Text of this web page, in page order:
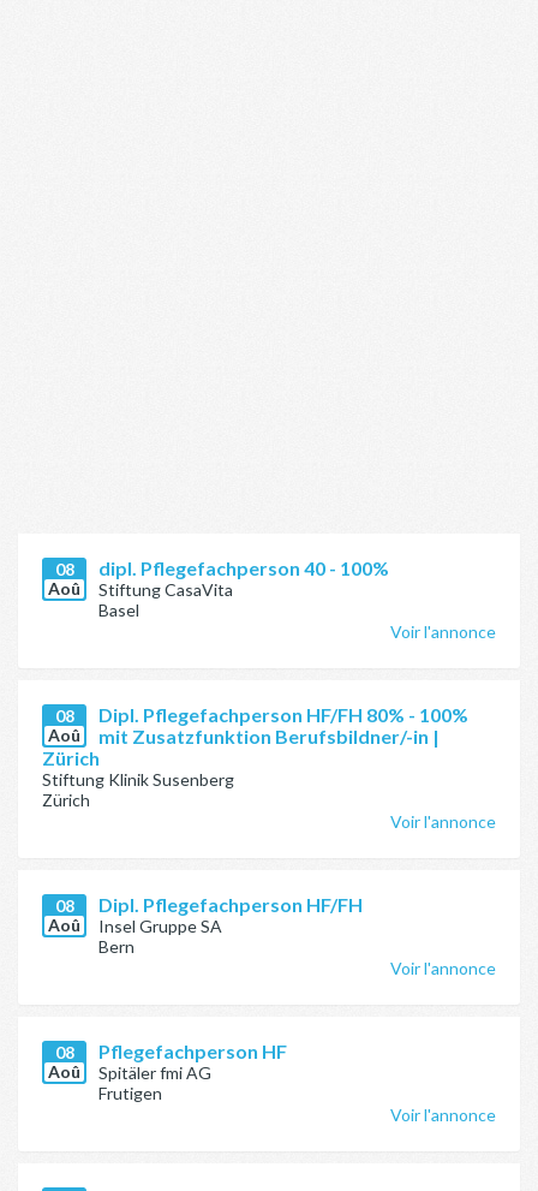
08
Aoû
dipl. Pflegefachperson 40 - 100%
Stiftung CasaVita
Basel
Voir l'annonce
08
Aoû
Dipl. Pflegefachperson HF/FH 80% - 100%
mit Zusatzfunktion Berufsbildner/-in |
Zürich
Stiftung Klinik Susenberg
Zürich
Voir l'annonce
08
Aoû
Dipl. Pflegefachperson HF/FH
Insel Gruppe SA
Bern
Voir l'annonce
08
Aoû
Pflegefachperson HF
Spitäler fmi AG
Frutigen
Voir l'annonce